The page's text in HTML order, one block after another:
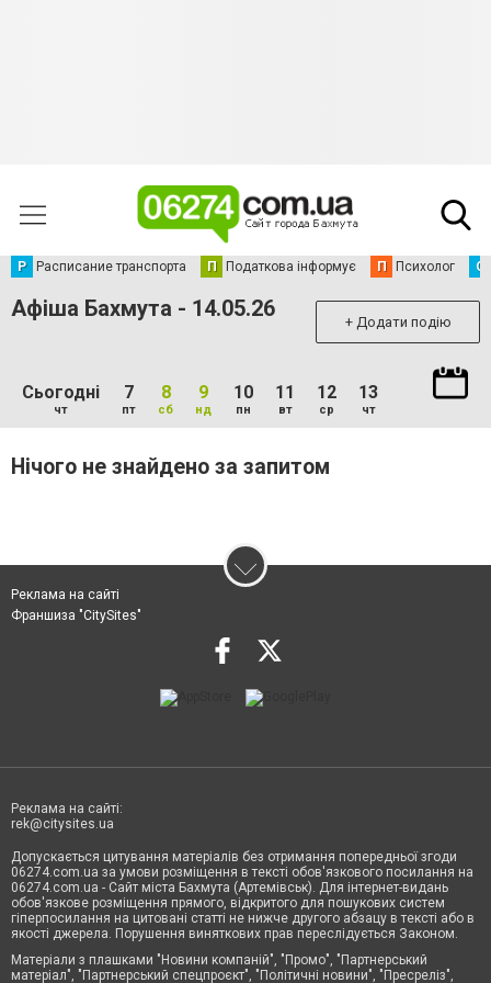
Р Расписание транспорта П Податкова інформує П Психолог С
Афіша Бахмута - 14.05.26 + Додати подію
Сьогодні
чт
7
пт
8
сб
9
нд
10
пн
11
вт
12
ср
13
чт
Нічого не знайдено за запитом
Реклама на сайті
Франшиза "CitySites"
Реклама на сайті:
rek@citysites.ua
Допускається цитування матеріалів без отримання попередньої згоди
06274.com.ua за умови розміщення в тексті обов'язкового посилання на
06274.com.ua - Сайт міста Бахмута (Артемівськ). Для інтернет-видань
обов'язкове розміщення прямого, відкритого для пошукових систем
гіперпосилання на цитовані статті не нижче другого абзацу в тексті або в
якості джерела. Порушення виняткових прав переслідується Законом.
Матеріали з плашками "Новини компаній", "Промо", "Партнерський
матеріал", "Партнерський спецпроєкт", "Політичні новини", "Пресреліз",